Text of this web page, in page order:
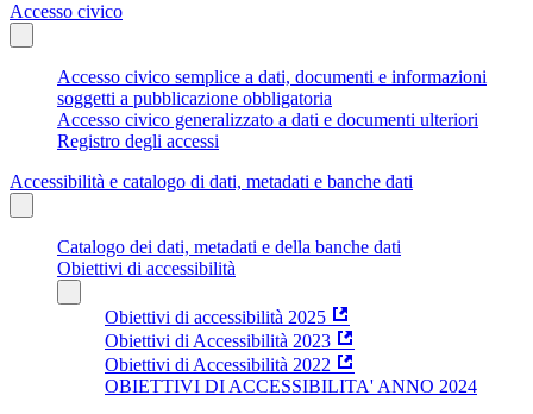
Accesso civico
Accesso civico semplice a dati, documenti e informazioni
soggetti a pubblicazione obbligatoria
Accesso civico generalizzato a dati e documenti ulteriori
Registro degli accessi
Accessibilità e catalogo di dati, metadati e banche dati
Catalogo dei dati, metadati e della banche dati
Obiettivi di accessibilità
Obiettivi di accessibilità 2025
Obiettivi di Accessibilità 2023
Obiettivi di Accessibilità 2022
OBIETTIVI DI ACCESSIBILITA' ANNO 2024